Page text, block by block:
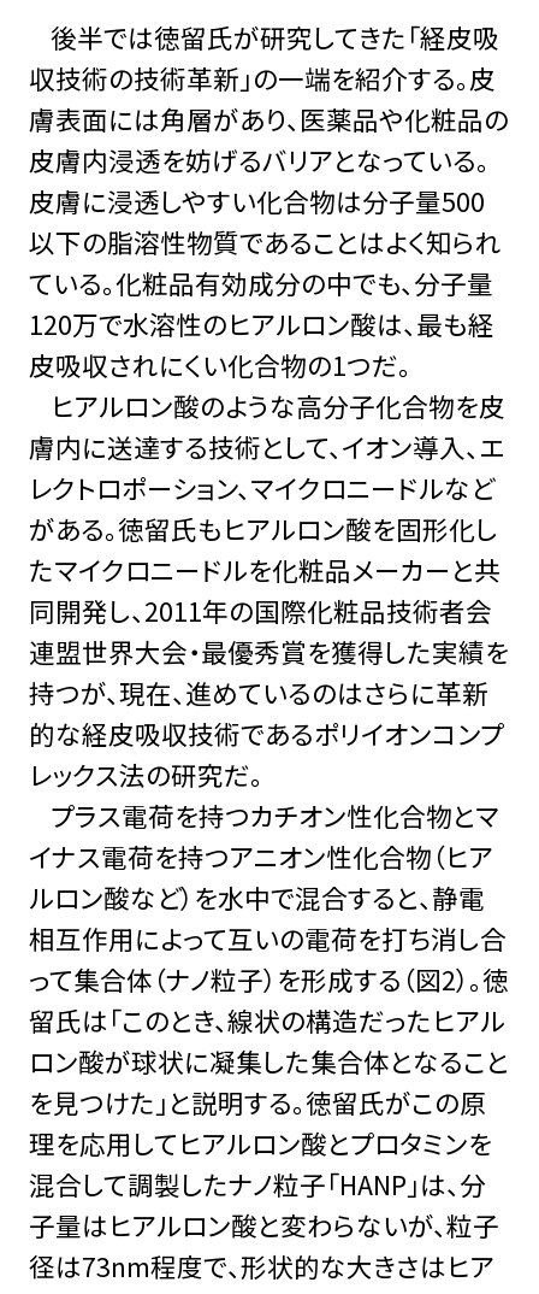
後半では徳留氏が研究してきた「経皮吸
収技術の技術革新」の一端を紹介する。皮
膚表面には角層があり、医薬品や化粧品の
皮膚内浸透を妨げるバリアとなっている。
皮膚に浸透しやすい化合物は分子量500
以下の脂溶性物質であることはよく知られ
ている。化粧品有効成分の中でも、分子量
120万で水溶性のヒアルロン酸は、最も経
皮吸収されにくい化合物の1つだ。
ヒアルロン酸のような高分子化合物を皮
膚内に送達する技術として、イオン導入、エ
レクトロポーション、マイクロニードルなど
がある。徳留氏もヒアルロン酸を固形化し
たマイクロニードルを化粧品メーカーと共
同開発し、2011年の国際化粧品技術者会
連盟世界大会・最優秀賞を獲得した実績を
持つが、現在、進めているのはさらに革新
的な経皮吸収技術であるポリイオンコンプ
レックス法の研究だ。
プラス電荷を持つカチオン性化合物とマ
イナス電荷を持つアニオン性化合物（ヒア
ルロン酸など）を水中で混合すると、静電
相互作用によって互いの電荷を打ち消し合
って集合体（ナノ粒子）を形成する（図2）。徳
留氏は「このとき、線状の構造だったヒアル
ロン酸が球状に凝集した集合体となること
を見つけた」と説明する。徳留氏がこの原
理を応用してヒアルロン酸とプロタミンを
混合して調製したナノ粒子「HANP」は、分
子量はヒアルロン酸と変わらないが、粒子
径は73nm程度で、形状的な大きさはヒア